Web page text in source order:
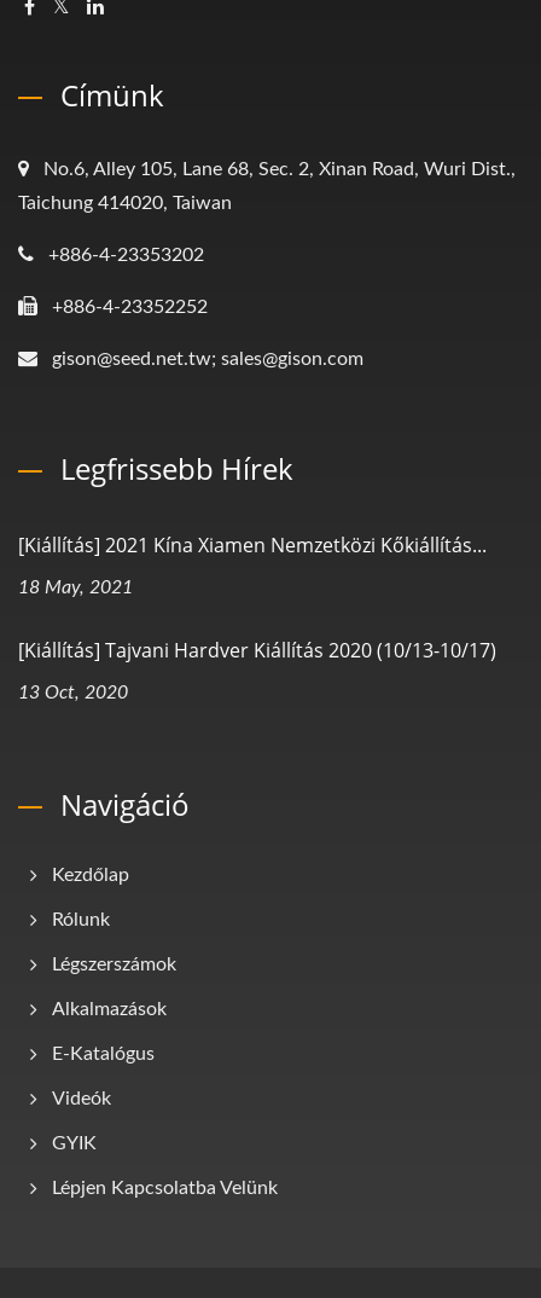
Címünk
No.6, Alley 105, Lane 68, Sec. 2, Xinan Road, Wuri Dist.,
Taichung 414020, Taiwan
+886-4-23353202
+886-4-23352252
gison@seed.net.tw; sales@gison.com
Legfrissebb Hírek
[Kiállítás] 2021 Kína Xiamen Nemzetközi Kőkiállítás...
18 May, 2021
[Kiállítás] Tajvani Hardver Kiállítás 2020 (10/13-10/17)
13 Oct, 2020
Navigáció
Kezdőlap
Rólunk
Légszerszámok
Alkalmazások
E-Katalógus
Videók
GYIK
Lépjen Kapcsolatba Velünk